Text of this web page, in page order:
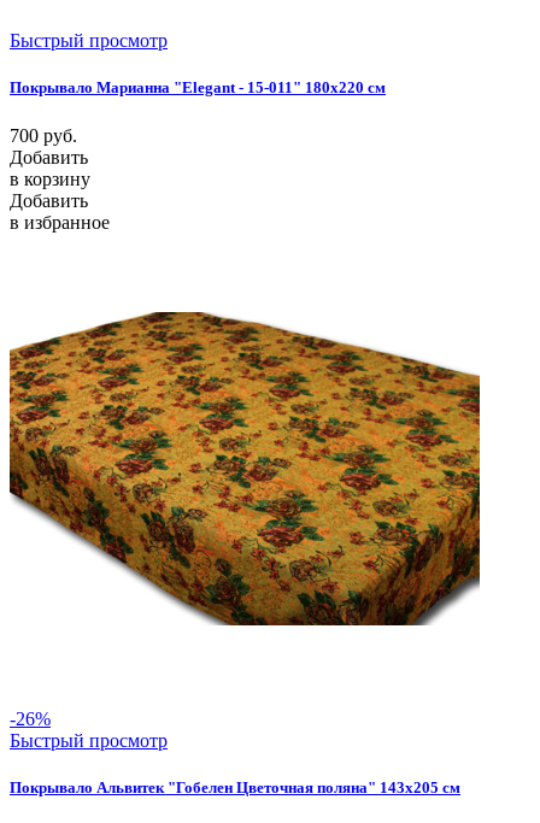
Быстрый просмотр
Покрывало Марианна "Elegant - 15-011" 180х220 см
700 руб.
Добавить
в корзину
Добавить
в избранное
-26%
Быстрый просмотр
Покрывало Альвитек "Гобелен Цветочная поляна" 143х205 см